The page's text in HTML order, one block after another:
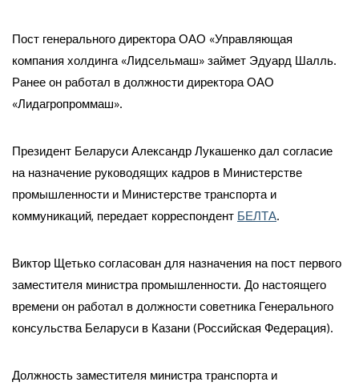
Пост генерального директора ОАО «Управляющая
компания холдинга «Лидсельмаш» займет Эдуард Шалль.
Ранее он работал в должности директора ОАО
«Лидагропроммаш».
Президент Беларуси Александр Лукашенко дал согласие
на назначение руководящих кадров в Министерстве
промышленности и Министерстве транспорта и
коммуникаций, передает корреспондент БЕЛТА.
Виктор Щетько согласован для назначения на пост первого
заместителя министра промышленности. До настоящего
времени он работал в должности советника Генерального
консульства Беларуси в Казани (Российская Федерация).
Должность заместителя министра транспорта и